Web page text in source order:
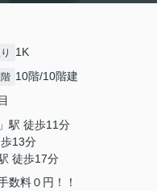
1K
10階/10階建
」駅 徒歩11分
歩13分
徒歩17分
数料０円！！